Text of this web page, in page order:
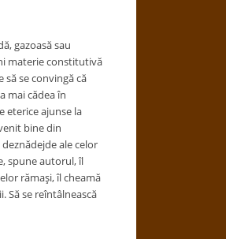
gazoasă sau
materie constitutivă
se convingă că
mai cădea în
eterice ajunse la
bine din
ale celor
spune autorul, îl
rămași, îl cheamă
Să se reîntâlnească